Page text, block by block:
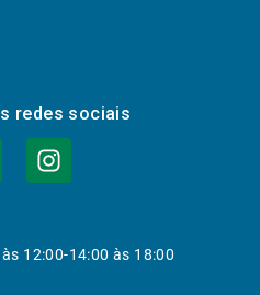
redes sociais
12:00-14:00 às 18:00